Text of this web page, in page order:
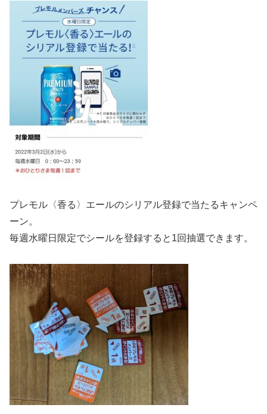
プレモル 〈香る〉エールのシリアル登録で当たるキャンペ
ーン。
毎週水曜日限定でシールを登録すると1回抽選できます。